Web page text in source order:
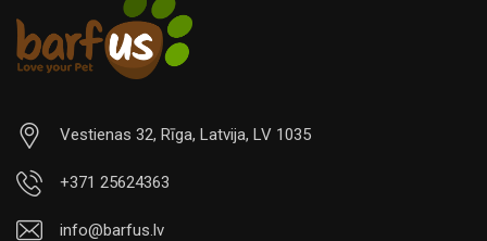
Vestienas 32, Rīga, Latvija, LV 1035
+371 25624363
info@barfus.lv